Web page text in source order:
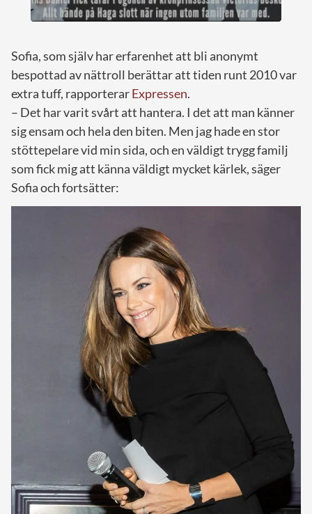
Sofia, som själv har erfarenhet att bli anonymt
bespottad av nättroll berättar att tiden runt 2010 var
extra tuff, rapporterarExpressen.
– Det har varit svårt att hantera. I det att man känner
sig ensam och hela den biten. Men jag hade en stor
stöttepelare vid min sida, och en väldigt trygg familj
som fick mig att känna väldigt mycket kärlek, säger
Sofia och fortsätter: